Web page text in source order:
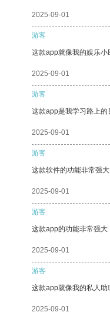
2025-09-01
游客
这款app就像我的娱乐小
2025-09-01
游客
这款app是我学习路上的
2025-09-01
游客
这款软件的功能非常强
2025-09-01
游客
这款app的功能非常强大
2025-09-01
游客
这款app就像我的私人助
2025-09-01